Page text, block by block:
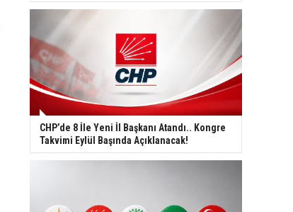
CHP’de 8 İle Yeni İl Başkanı Atandı.. Kongre
Takvimi Eylül Başında Açıklanacak!